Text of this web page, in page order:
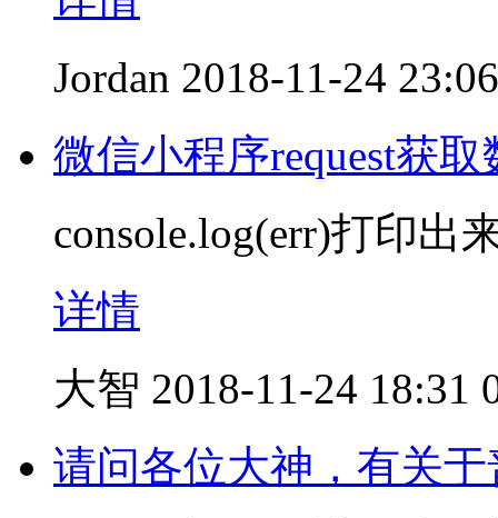
Jordan 2018-11-24 23:06
微信小程序request获取
console.log(err)打印出
详情
大智 2018-11-24 18:31
请问各位大神，有关